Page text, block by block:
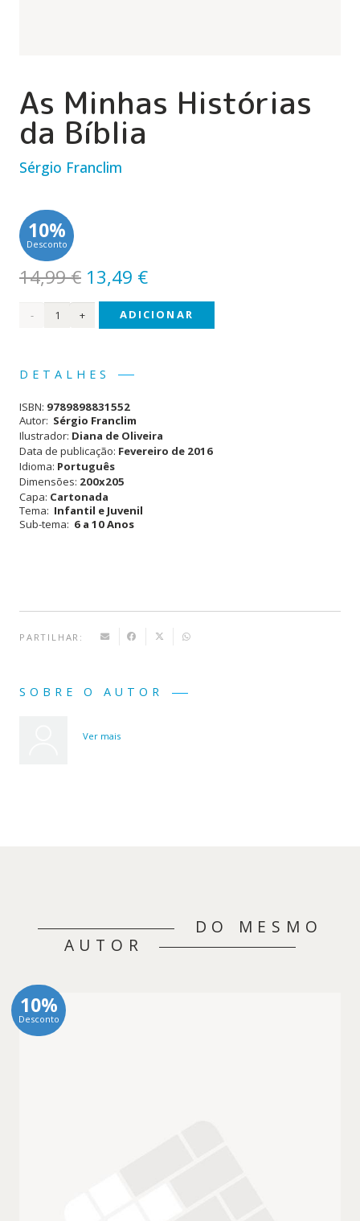
As Minhas Histórias
da Bíblia
Sérgio Franclim
10%
Desconto
14,99€ O
preço
original
14,99 €.
13,49 €O
preço
atual
Quantidade
Histórias
da
Bíblia
ADICIONAR
DETALHES
ISBN: 9789898831552
Autor: Sérgio Franclim
Ilustrador: Diana de Oliveira
Data de publicação: Fevereiro de 2016
Idioma: Português
Dimensões: 200x205
Capa: Cartonada
Tema: Infantil e Juvenil
Sub-tema: 6 a 10 Anos
PARTILHAR:
SOBRE O AUTOR
Ver mais
DO MESMO
AUTOR
10%
Desconto